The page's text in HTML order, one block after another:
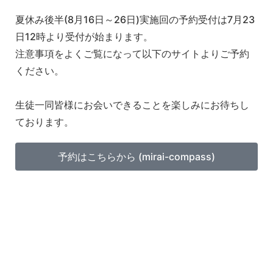
夏休み後半(8月16日～26日)実施回の予約受付は7月23
日12時より受付が始まります。
注意事項をよくご覧になって以下のサイトよりご予約
ください。
生徒一同皆様にお会いできることを楽しみにお待ちし
ております。
予約はこちらから (mirai-compass)